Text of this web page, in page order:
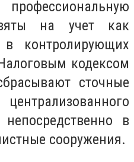
на учет как
контролирующих
кодексом
сточные
в
сооружения.